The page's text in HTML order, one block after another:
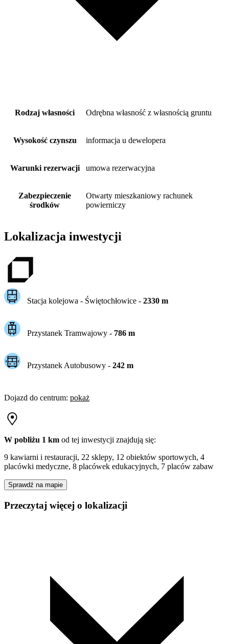
Rodzaj własności Odrębna własność z własnością gruntu
Wysokość czynszu informacja u dewelopera
Warunki rezerwacji umowa rezerwacyjna
Zabezpieczenie
środków
Otwarty mieszkaniowy rachunek
powierniczy
Lokalizacja inwestycji
Stacja kolejowa - Świętochłowice- 2330m
Przystanek Tramwajowy - 786m
Przystanek Autobusowy - 242m
Dojazd do centrum: pokaż
W pobliżu 1 km od tej inwestycji znajdują się:
9 kawiarni i restauracji, 22 sklepy, 12 obiektów sportowych, 4
placówki medyczne, 8 placówek edukacyjnych, 7 placów zabaw
Sprawdź na mapie
Przeczytaj więcej o lokalizacji